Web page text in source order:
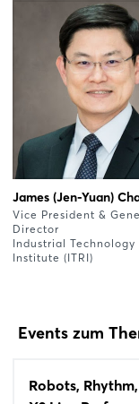
James (Jen-Yuan)
Vice President &
Director
Industrial Technology
Institute (ITRI)
Events zum
Robots,